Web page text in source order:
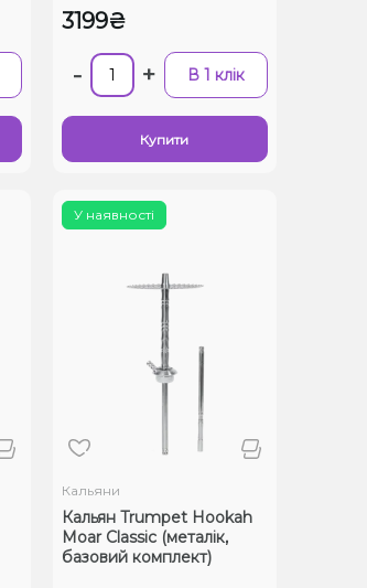
3199₴
- + В 1 клік
Купити
У наявності
Кальяни
Кальян Trumpet Hookah
Moar Classic (металік,
базовий комплект)